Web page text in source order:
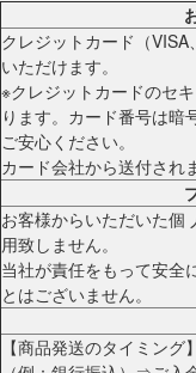
クレジットカード（
いただけます。
※クレジットカードのセ
ります。カード番号は暗
ご安心ください。
カード会社から送付され
お客様からいただいた個
用致しません。
当社が責任をもって安全
とはございません。
【商品発送のタイミン